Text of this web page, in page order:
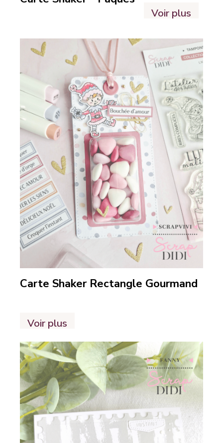
Voir plus
Carte Shaker Rectangle Gourmand
Voir plus